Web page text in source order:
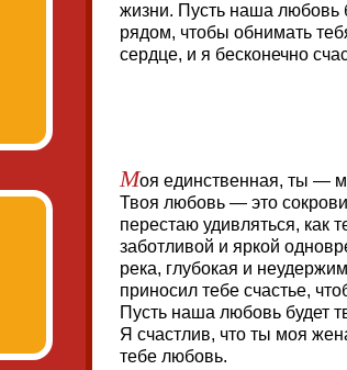
жизни. Пусть наша любовь
рядом, чтобы обнимать
сердце, и я бесконечно
Моя единственная, ты —
Твоя любовь — это
перестаю удивляться, как
заботливой и яркой
река, глубокая и
приносил тебе счастье,
Пусть наша любовь будет
Я счастлив, что ты моя
тебе любовь.